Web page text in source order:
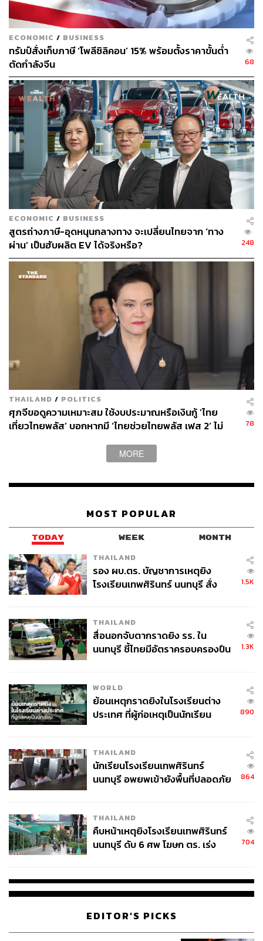
ส่วนของกระทรวงการต่างประเทศได้มีการเตรียมความ
พร้อมในการช่วยเหลือหากมีคนไทยได้รับผลกระทบจากเหตุ
ที่เกิดขึ้น ขณะนี้มี 4 หน่วยงาน เช่น กระทรวงแรงงาน, ผู้ช่วย
ทูตฝ่ายทหาร, สำนักงานคณะกรรมการข้าราชการพลเรือน
(ก.พ.) และกระทรวงเกษตรและสหกรณ์ ซึ่งมียุวเกษตรไป
ฝึกงานอยู่ที่ญี่ปุ่น เบื้องต้นทั้ง 4 หน่วยงานรายงานมาว่าไม่มี
คนไทยได้รับผลกระทบ
อย่างไรก็ตามทราบว่ามีคนไทยติดต่อไปยังสถานทูตไทยเป็น
จำนวนมาก แต่ย้ำว่าทุกคนยังปลอดภัย บางส่วนเข้าไปอยู่ที่
ศูนย์อพยพ ซึ่งได้รับการดูแลเป็นอย่างดี
แผ่นดินไหวเกาหลีใต้ไม่กระทบ
ส่วนที่ประเทศเกาหลีใต้ซึ่งได้รับผลกระทบจากเหตุแผ่นดิน
ไหวเช่นกันนั้น ปานปรีย์กล่าวว่า สถานการณ์ทั้งที่ญี่ปุ่นและ
เกาหลีใต้มีการเตรียมการค่อนข้างจะดี เพราะได้รับผลกระ
ทบเป็นประจำ ดังนั้นในส่วนของเกาหลีใต้เอง เชื่อว่าจะ
เรียบร้อย และกระทรวงการต่างประเทศได้เตรียมการไว้แล้ว
แต่ยังไม่ได้รับรายงานใดๆ ต้องรอดูสถานการณ์ว่าสึนามิจะ
เกิดขึ้นที่ไหน ซึ่งถ้าเกิดขึ้นจริงก็จะลำบาก
TAGS: วีซ่าจีน China เศรษฐา ทวีสิน คณะรัฐมนตรี
ECONOMIC / BUSINESS
ทรัมป์สั่งเก็บภาษี ‘โพลีซิลิคอน’ 15% พร้อมตั้งราคาขั้นต่ำ
ตัดกำลังจีน
68
ECONOMIC / BUSINESS
สูตรถ่างภาษี-อุดหนุนกลางทาง จะเปลี่ยนไทยจาก ‘ทาง
ผ่าน’ เป็นฮับผลิต EV ได้จริงหรือ?
248
THAILAND / POLITICS
ศุภจีขอดูความเหมาะสม ใช้งบประมาณหรือเงินกู้ ‘ไทย
เที่ยวไทยพลัส’ บอกหากมี ‘ไทยช่วยไทยพลัส เฟส 2’ ไม่
78
MORE
MOST POPULAR
TODAY WEEK MONTH
THAILAND
รอง ผบ.ตร. บัญชาการเหตุยิง
โรงเรียนเทพศิรินทร์ นนทบุรี สั่ง
1.5K
THAILAND
สื่อนอกจับตากราดยิง รร. ใน
นนทบุรี ชี้ไทยมีอัตราครอบครองปืน
1.3K
WORLD
ย้อนเหตุกราดยิงในโรงเรียนต่าง
ประเทศ ที่ผู้ก่อเหตุเป็นนักเรียน
890
THAILAND
นักเรียนโรงเรียนเทพศิรินทร์
นนทบุรี อพยพเข้ายังพื้นที่ปลอดภัย
864
THAILAND
คืบหน้าเหตุยิงโรงเรียนเทพศิรินทร์
นนทบุรี ดับ 6 ศพ โฆษก ตร. เร่ง
704
EDITOR'S PICKS